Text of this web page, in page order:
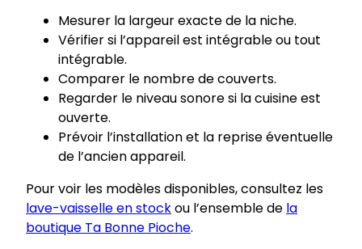
Mesurer la largeur exacte de la niche.
Vérifier si l’appareil est intégrable ou tout
intégrable.
Comparer le nombre de couverts.
Regarder le niveau sonore si la cuisine est
ouverte.
Prévoir l’installation et la reprise éventuelle
de l’ancien appareil.
Pour voir les modèles disponibles, consultez les
lave-vaisselle en stockou l’ensemble de la
boutique Ta Bonne Pioche.